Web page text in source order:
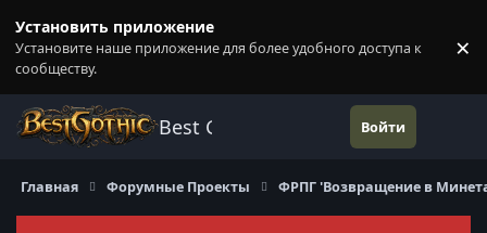
Установить приложение
Установите наше приложение для более удобного доступа к
сообществу.
×
Best Gothic Forums Войти
Главная Форумные Проекты ФРПГ 'Возвращение в